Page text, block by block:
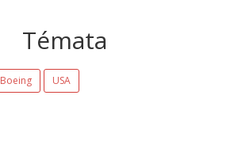
Témata
Boeing USA